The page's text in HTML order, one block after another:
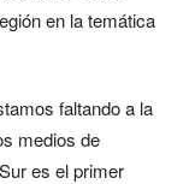
en la temática
faltando a la
medios de
es el primer